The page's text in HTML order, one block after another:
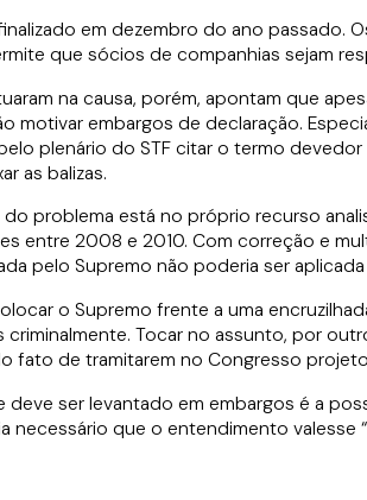
em dezembro do ano passado.
que sócios de companhias sejam
na causa, porém, apontam que
motivar embargos de declaração.
plenário do STF citar o termo
as balizas.
problema está no próprio recurso
entre 2008 e 2010. Com correção e
pelo Supremo não poderia ser
o Supremo frente a uma
criminalmente. Tocar no assunto, por
fato de tramitarem no Congresso
deve ser levantado em embargos é a
necessário que o entendimento